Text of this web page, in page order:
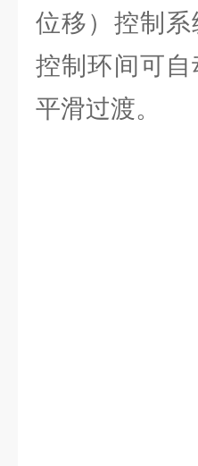
位移）控制
控制环间可
平滑过渡。